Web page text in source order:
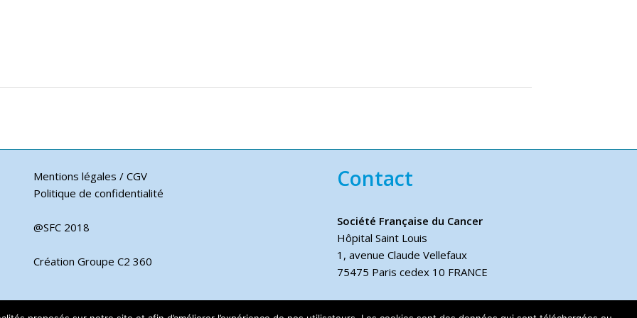
Mentions légales / CGV
Politique de confidentialité
@SFC 2018
Création Groupe C2 360
Contact
Société Française du Cancer
Hôpital Saint Louis
1, avenue Claude Vellefaux
75475 Paris cedex 10 FRANCE